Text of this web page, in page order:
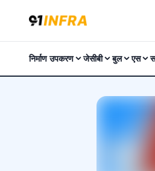
निर्माण उपकरण जेसीबी बुल एस